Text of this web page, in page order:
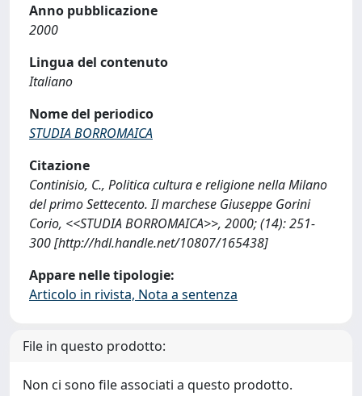
Anno pubblicazione
2000
Lingua del contenuto
Italiano
Nome del periodico
STUDIA BORROMAICA
Citazione
Continisio, C., Politica cultura e religione nella Milano
del primo Settecento. Il marchese Giuseppe Gorini
Corio, <<STUDIA BORROMAICA>>, 2000; (14): 251-
300 [http://hdl.handle.net/10807/165438]
Appare nelle tipologie:
Articolo in rivista, Nota a sentenza
File in questo prodotto:
Non ci sono file associati a questo prodotto.